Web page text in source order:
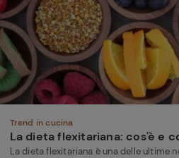
Finferli,
salsa ai
Come
legna ed
usare
perduta
Trend in cucina
La dieta flexitariana: cos'è e
La dieta flexitariana è una delle ultime